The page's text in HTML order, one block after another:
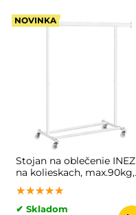
NOVINKA
Stojan na oblečenie INEZ
na kolieskach, max.90kg,
83,5x45x160cm, biela
★★★★★
★★★★★
★★★★★
✔ Skladom